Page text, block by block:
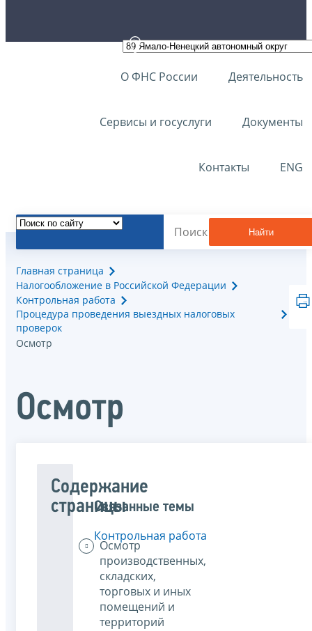
О ФНС России Деятельность
Сервисы и госуслуги Документы
Контакты ENG
Найти
Главная страница
Налогообложение в Российской Федерации
Контрольная работа
Процедура проведения выездных налоговых
проверок
Осмотр
Осмотр
Содержание
страницы
Осмотр
производственных,
складских,
торговых и иных
помещений и
территорий
Связанные темы
Контрольная работа